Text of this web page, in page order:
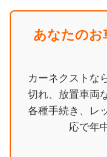
あなたのお
カーネクストな
切れ、放置車両
各種手続き、レ
応で年